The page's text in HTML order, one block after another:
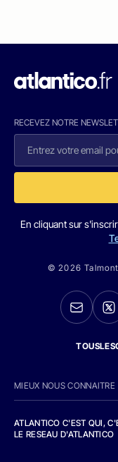
RECEVEZ NOTRE
En cliquant sur
© 2026
MIEUX NOUS CONNAITRE
ATLANTICO C'EST QUI,
LE RESEAU D'ATLANTICO